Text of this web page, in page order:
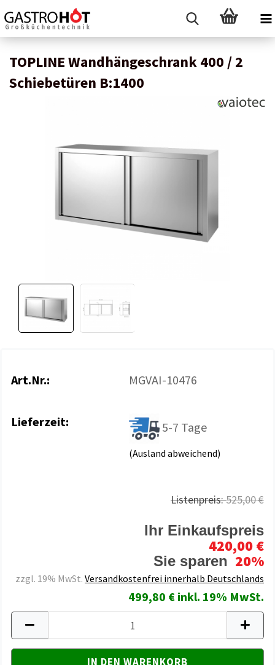
TOPLINE Wandhängeschrank 400 / 2
Schiebetüren B:1400
Art.Nr.: MGVAI-10476
Lieferzeit: 5-7 Tage
(Ausland abweichend)
Listenpreis:525,00 €
Ihr Einkaufspreis
420,00 €
Sie sparen 20%
zzgl. 19% MwSt. Versandkostenfrei innerhalb Deutschlands
499,80 € inkl. 19% MwSt.